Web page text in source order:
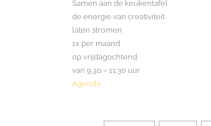
Samen aan de keukentafel
de energie van creativiteit
laten stromen
1x per maand
op vrijdagochtend
van 9.30 – 11.30 uur
Agenda